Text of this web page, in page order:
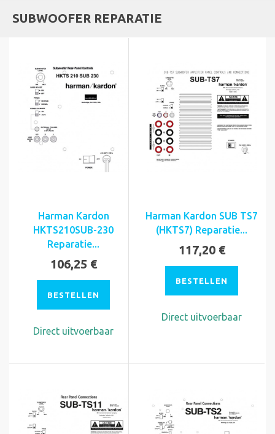
SUBWOOFER REPARATIE
Harman Kardon
HKTS210SUB-230
Reparatie...
106,25 €
BESTELLEN
Direct uitvoerbaar
Harman Kardon SUB TS7
(HKTS7) Reparatie...
117,20 €
BESTELLEN
Direct uitvoerbaar